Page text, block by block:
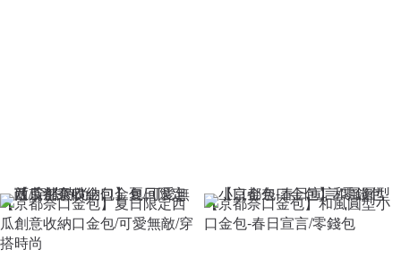
【京都奈口金包】夏日限定西
瓜創意收納口金包/可愛無敵/穿
搭時尚
【京都奈口金包】和風圓型小
口金包-春日宣言/零錢包